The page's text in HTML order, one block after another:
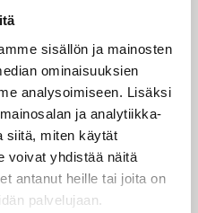
sisällön ja mainosten
ominaisuuksien
analysoimiseen. Lisäksi
ja analytiikka-
siitä, miten käytät
voivat yhdistää näitä
antanut heille tai joita on
palvelujaan.
meitä
Mika K T
Jeesus oli
kristityn
kuin rakentaja
Jeesuksessa